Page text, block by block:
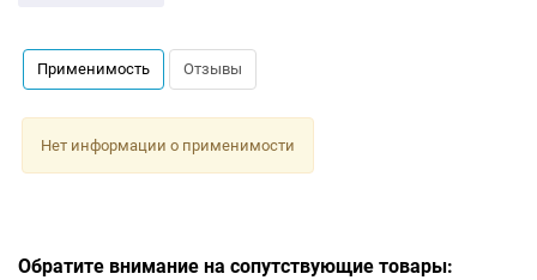
Применимость Отзывы
Нет информации о применимости
Обратите внимание на сопутствующие товары: